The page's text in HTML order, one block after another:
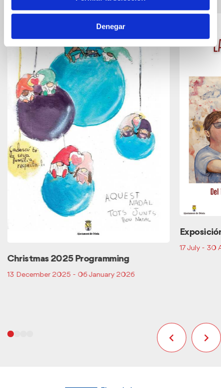
Denegar
Christmas 2025 Programming
13 December 2025 - 06 January 2026
17 July - 30